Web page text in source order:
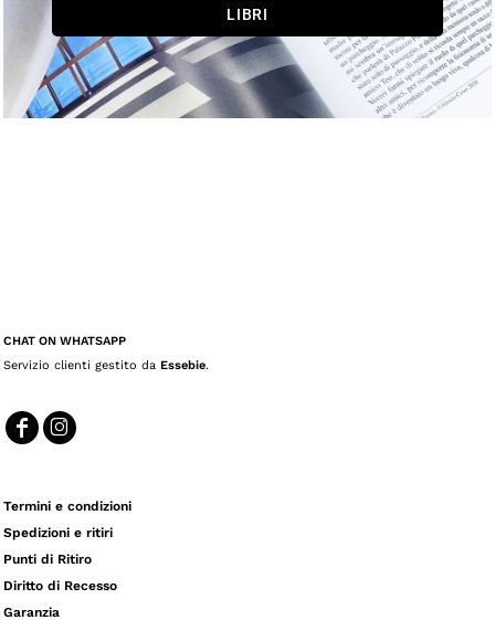
LIBRI
CHAT ON WHATSAPP
Servizio clienti gestito da Essebie.
Termini e condizioni
Spedizioni e ritiri
Punti di Ritiro
Diritto di Recesso
Garanzia